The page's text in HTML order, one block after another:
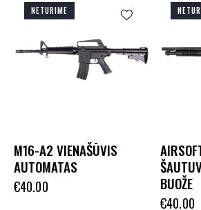
NETURIME
M16-A2 VIENAŠŪVIS
AUTOMATAS
€40.00
BUOŽE
€40.00